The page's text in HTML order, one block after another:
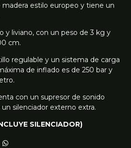
madera estilo europeo y tiene un
y liviano, con un peso de 3 kg y
cm.
regulable y un sistema de carga
de inflado es de 250 bar y
con un supresor de sonido
silenciador externo extra.
SILENCIADOR)